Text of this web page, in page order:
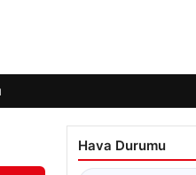
Hava Durumu